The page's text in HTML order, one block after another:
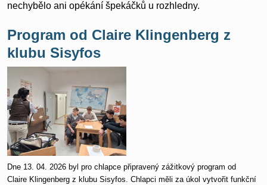
nechybělo ani opékání špekáčků u rozhledny.
Program od Claire Klingenberg z
klubu Sisyfos
Dne 13. 04. 2026 byl pro chlapce připravený zážitkový program od
Claire Klingenberg z klubu Sisyfos. Chlapci měli za úkol vytvořit funkční